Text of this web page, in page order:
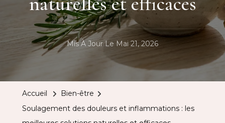
Mis À Jour Le Mai 21, 2026
Accueil
Bien-être
Soulagement des douleurs et inflammations : les